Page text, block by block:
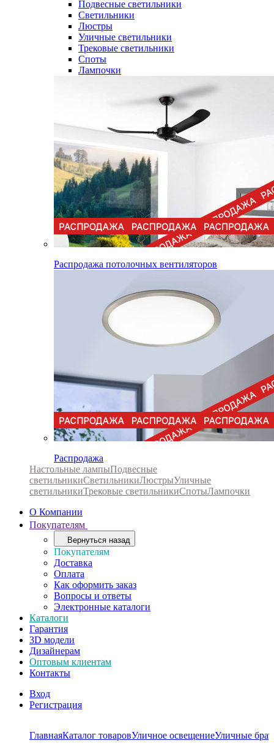
Подвесные светильники
Светильники
Люстры
Уличные светильники
Трековые светильники
Споты
Лампочки
Распродажа потолочных вентиляторов
Распродажа
Настольные лампыПодвесные
светильникиСветильникиЛюстрыУличные
светильникиТрековые светильникиСпотыЛампочки
О Компании
Покупателям
Вернуться назад
Покупателям
Доставка
Оплата
Как оформить заказ
Вопросы и ответы
Электронные каталоги
Каталоги
Гарантия
3D модели
Дизайнерам
Оптовым клиентам
Контакты
Вход
Регистрация
ГлавнаяКаталог товаровУличное освещениеУличные бра